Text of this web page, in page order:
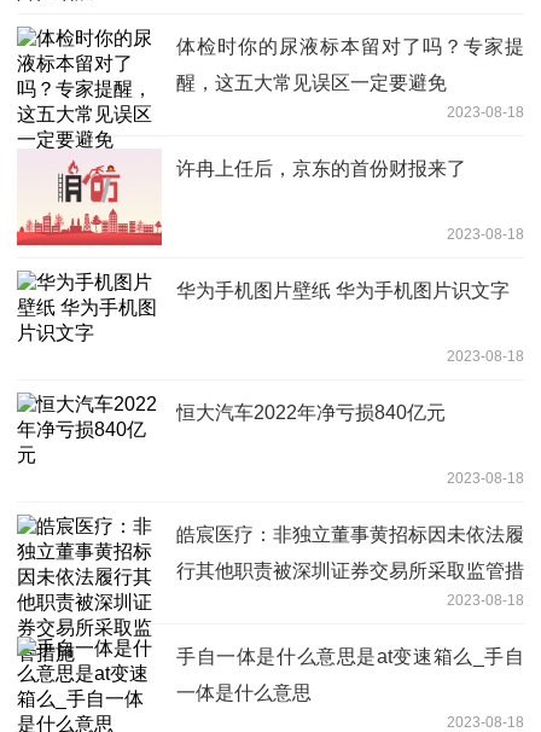
体检时你的尿液标本留对了吗？专家提
醒，这五大常见误区一定要避免
2023-08-18
许冉上任后，京东的首份财报来了
2023-08-18
华为手机图片壁纸 华为手机图片识文字
2023-08-18
恒大汽车2022年净亏损840亿元
2023-08-18
皓宸医疗：非独立董事黄招标因未依法履
行其他职责被深圳证券交易所采取监管措
2023-08-18
手自一体是什么意思是at变速箱么_手自
一体是什么意思
2023-08-18